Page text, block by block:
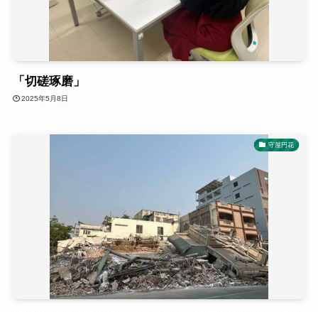
「切磋琢磨」
2025年5月8日
守屋円花